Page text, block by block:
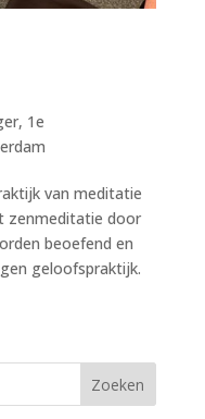
1e
van meditatie
zenmeditatie door
beoefend en
geloofspraktijk.
Zoeken